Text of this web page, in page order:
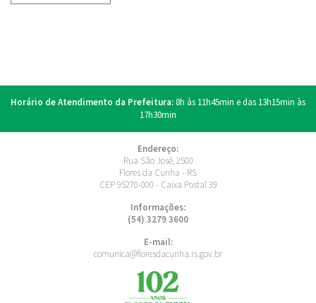
Horário de Atendimento da Prefeitura:8h às 11h45min e das 13h15min às
17h30min
Endereço:
Rua São José, 2500
Flores da Cunha - RS
CEP 95270-000 - Caixa Postal 39
Informações:
(54) 3279 3600
E-mail:
comunica@floresdacunha.rs.gov.br